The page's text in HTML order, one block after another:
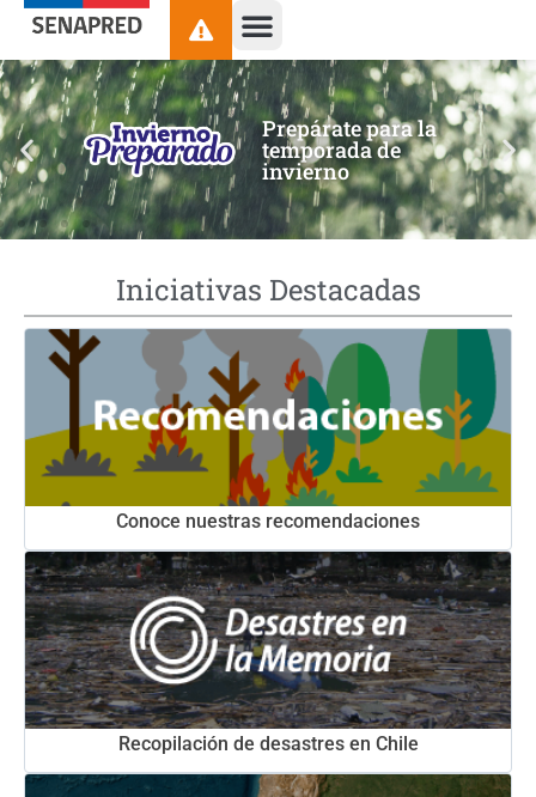
contenido
Prepárate para la
temporada de
invierno
Iniciativas Destacadas
Conoce nuestras recomendaciones
Recopilación de desastres en Chile